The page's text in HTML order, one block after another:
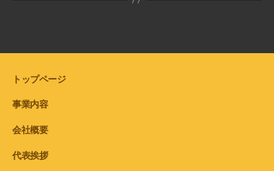
トップページ
事業内容
会社概要
代表挨拶